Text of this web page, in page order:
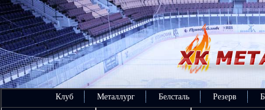
Клуб Металлург Белсталь Резерв